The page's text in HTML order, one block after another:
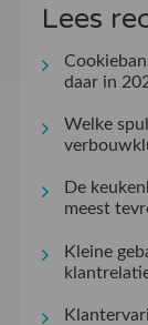
Lees
daar in
Welke
De
meest
Kleine